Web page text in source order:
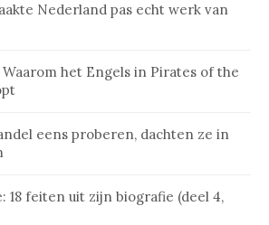
Nederland pas echt werk van
Waarom het Engels in Pirates of the
eens proberen, dachten ze in
18 feiten uit zijn biografie (deel 4,